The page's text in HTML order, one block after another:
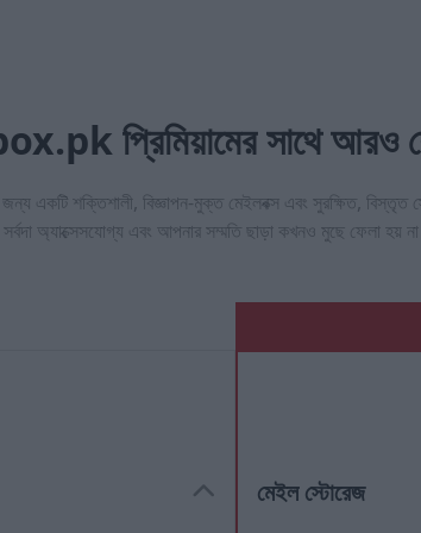
প্রিমিয়ামের সাথে আরও
একটি শক্তিশালী, বিজ্ঞাপন-মুক্ত মেইলবক্স এবং সুরক্ষিত,
সর্বদা অ্যাক্সেসযোগ্য এবং আপনার সম্মতি ছাড়া কখনও মুছে ফেলা
মেইল স্টোরেজ